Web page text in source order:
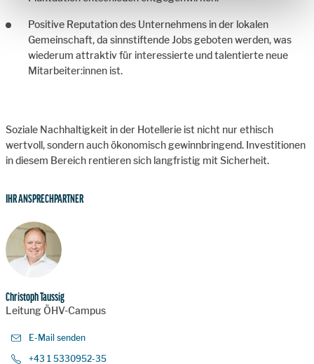
Positive Reputation des Unternehmens in der lokalen
Gemeinschaft, da sinnstiftende Jobs geboten werden, was
wiederum attraktiv für interessierte und talentierte neue
Mitarbeiter:innen ist.
Soziale Nachhaltigkeit in der Hotellerie ist nicht nur ethisch
wertvoll, sondern auch ökonomisch gewinnbringend. Investitionen
in diesem Bereich rentieren sich langfristig mit Sicherheit.
IHR ANSPRECHPARTNER
Christoph Taussig
Leitung ÖHV-Campus
E-Mail senden
+43 1 5330952-35